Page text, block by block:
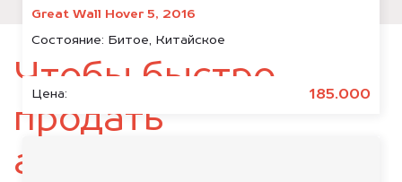
Great Wall Hover 5, 2016
Состояние: Битое, Китайское
Цена: 185.000
Чтобы быстро
продать
автомобиль,